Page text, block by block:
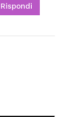
Rispondi